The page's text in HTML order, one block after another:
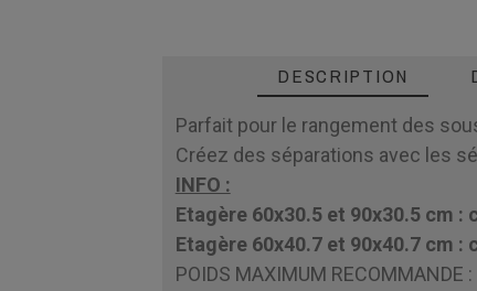
DESCRIPTION
Parfait pour le rangement des
Créez des séparations avec les
INFO :
Etagère 60x30.5 et 90x30.5 cm :
Etagère 60x40.7 et 90x40.7 cm :
POIDS MAXIMUM RECOMMANDE :